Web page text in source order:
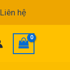
Liên hệ